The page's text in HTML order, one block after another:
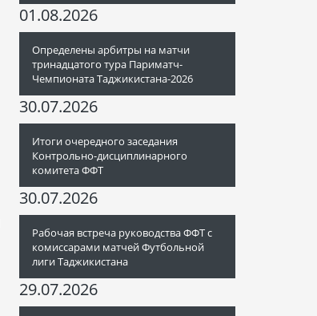
01.08.2026
Определены арбитры на матчи
тринадцатого тура Париматч-
Чемпионата Таджикистана-2026
30.07.2026
Итоги очередного заседания
Контрольно-дисциплинарного
комитета ФФТ
30.07.2026
Рабочая встреча руководства ФФТ с
комиссарами матчей Футбольной
лиги Таджикистана
29.07.2026